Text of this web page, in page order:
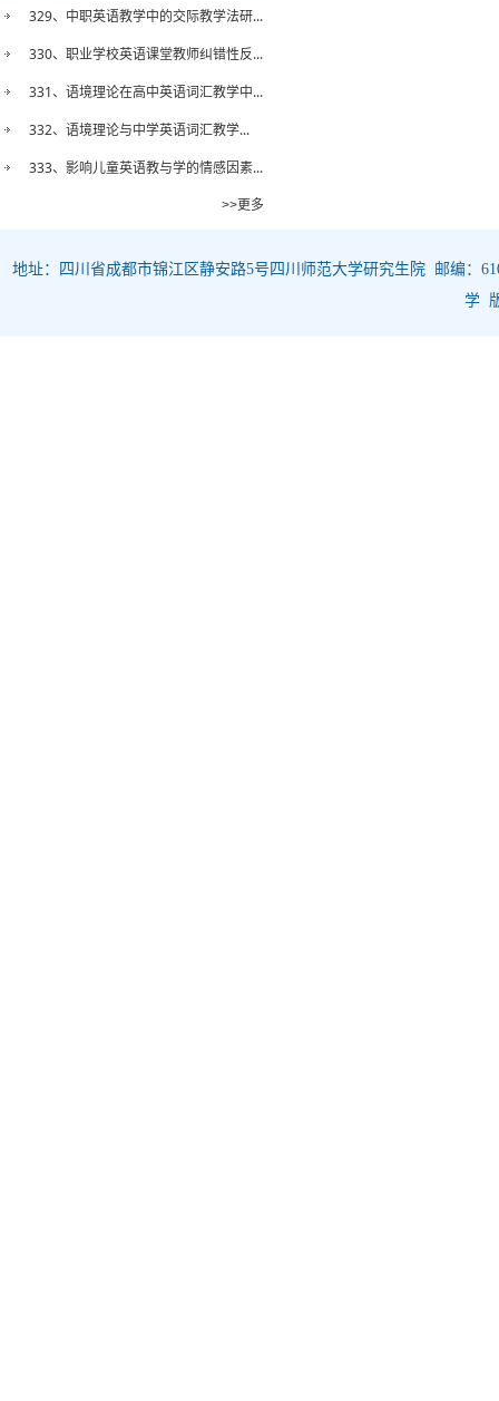
329、中职英语教学中的交际教学法研...
330、职业学校英语课堂教师纠错性反...
331、语境理论在高中英语词汇教学中...
332、语境理论与中学英语词汇教学...
333、影响儿童英语教与学的情感因素...
>>更多
地址：四川省成都市锦江区静安路5号四川师范大学研究生院 邮编：
学